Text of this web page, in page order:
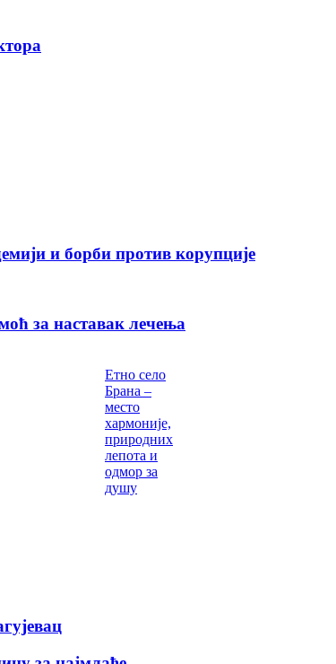
и борби против корупције
за наставак лечења
Етно село
Брана –
место
хармоније,
природних
лепота и
одмор за
душу